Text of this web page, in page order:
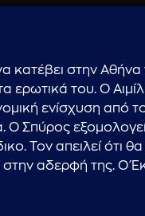
κατέβει στην Αθήνα
ερωτικά του. Ο
ενίσχυση από
Ο Σπύρος
Τον απειλεί ότι θα
στην αδερφή της. Ο